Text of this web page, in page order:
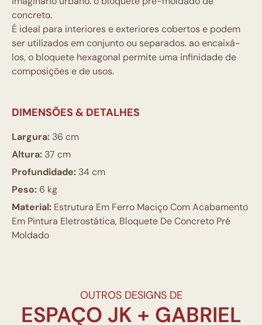
concreto.
É ideal para interiores e exteriores cobertos e podem
ser utilizados em conjunto ou separados. ao encaixá-
los, o bloquete hexagonal permite uma infinidade de
composições e de usos.
DIMENSÕES & DETALHES
Largura: 36 cm
Altura: 37 cm
Profundidade: 34 cm
Peso: 6 kg
Material: Estrutura Em Ferro Maciço Com Acabamento
Em Pintura Eletrostática, Bloquete De Concreto Pré
Moldado
OUTROS DESIGNS DE